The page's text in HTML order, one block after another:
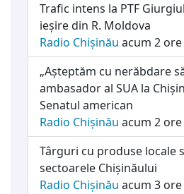
Trafic intens la PTF
ieșire din R. Moldova
Radio Chișinău acum 2 ore
„Așteptăm cu nerăbdare
ambasador al SUA la
Senatul american
Radio Chișinău acum 2 ore
Târguri cu produse locale
sectoarele Chișinăului
Radio Chișinău acum 3 ore